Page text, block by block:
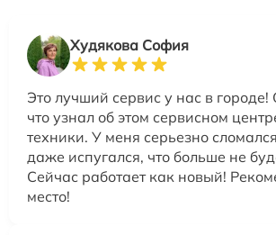
Худякова София
Это лучший сервис у нас в городе!
что узнал об этом сервисном
техники. У меня серьезно
даже испугался, что больше не
Сейчас работает как новый!
место!